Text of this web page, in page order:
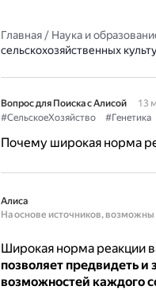
Главная/ Наука и
сельскохозяйственных
Вопрос для Поиска с Алисой
13
#СельскоеХозяйство
#Генетика
Почему широкая норма
Алиса
На основе источников, возможны
Широкая норма реакции
позволяет предвидеть и
возможностей каждого